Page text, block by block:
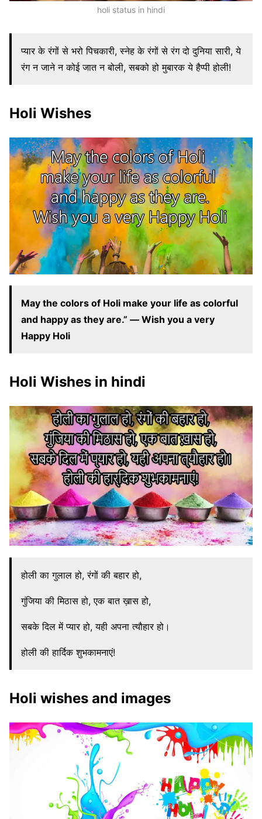
holi status in hindi
प्यार के रंगों से भरो पिचकारी, स्नेह के रंगों से रंग दो दुनिया सारी, ये
रंग न जाने न कोई जात न बोली, सबको हो मुबारक ये हैप्पी होली!
Holi Wishes
May the colors of Holi make your life as colorful
and happy as they are.” ― Wish you a very
Happy Holi
Holi Wishes in hindi
होली का गुलाल हो, रंगों की बहार हो,
गुंजिया की मिठास हो, एक बात ख़ास हो,
सबके दिल में प्यार हो, यही अपना त्यौहार हो।
होली की हार्दिक शुभकामनाएं!
Holi wishes and images